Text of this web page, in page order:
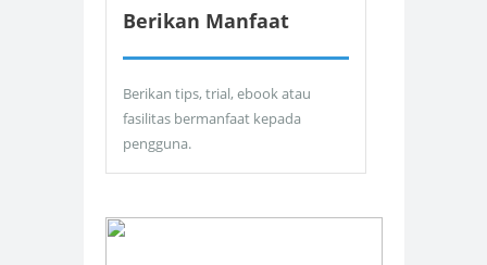
Berikan Manfaat
Berikan tips, trial, ebook atau
fasilitas bermanfaat kepada
pengguna.